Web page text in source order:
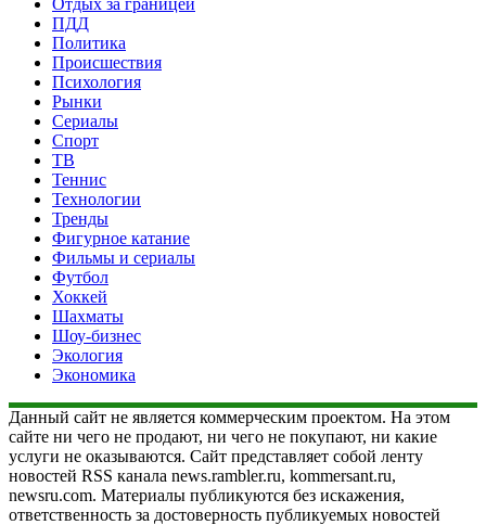
ПДД
Политика
Происшествия
Психология
Рынки
Сериалы
Спорт
ТВ
Теннис
Технологии
Тренды
Фигурное катание
Фильмы и сериалы
Футбол
Хоккей
Шахматы
Шоу-бизнес
Экология
Экономика
Данный сайт не является коммерческим проектом. На этом
сайте ни чего не продают, ни чего не покупают, ни какие
услуги не оказываются. Сайт представляет собой ленту
новостей RSS канала news.rambler.ru, kommersant.ru,
newsru.com. Материалы публикуются без искажения,
ответственность за достоверность публикуемых новостей